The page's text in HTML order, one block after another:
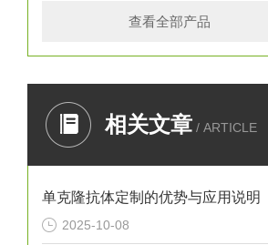
查看全部产品
相关文章 / ARTICLE
单克隆抗体定制的优势与应用说明
2025-10-08